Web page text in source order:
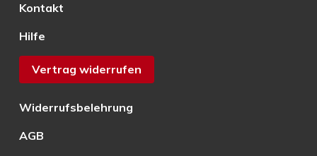
Kontakt
Hilfe
Vertrag widerrufen
Widerrufsbelehrung
AGB